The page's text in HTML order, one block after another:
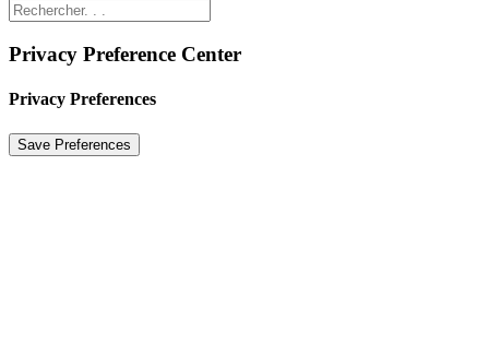
Privacy Preference Center
Privacy Preferences